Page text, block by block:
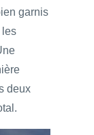
garnis
les
deux